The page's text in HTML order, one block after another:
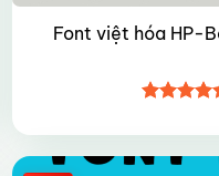
Font việt hóa HP-
hạng4.45